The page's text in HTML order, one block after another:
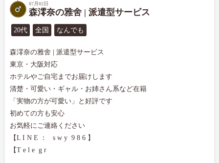
07月02日
森澪奈の雅舍 | 派遣型サービス
20代 全国 なんでも
森澪奈の雅舍 | 派遣型サービス
東京・大阪対応
ホテルやご自宅までお届けします
清楚・可愛い・ギャル・お姉さん系など在籍
「実物の方が可愛い」と好評です
初めての方も安心
お気軽にご連絡ください
【L I N E ：   s w y  9 8 6 】
【T e l e  g r